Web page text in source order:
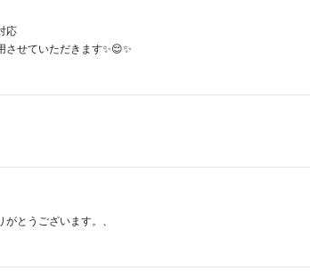
応
せていただきます✨😌✨
とうございます。、